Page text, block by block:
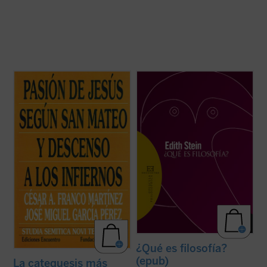
Este nuevo volumen deStudia Semitica
Novi Testamenti se centra en textos de la
Pasión de Jesús en Mateo que han
suscitado mucho debate. Excepto el que se
refiere a Barrabás, pertenecen al material
propio de Mateo, que ha sido estudiado ...
(ver ficha)
La catequesis más
«En este escrito, en el que se figura un
diálogo entre Tomás de Aquino y Edmund
Husserl, asistimos a la primera
manifestación del acercamiento de la
fenomenóloga a la filosofía de Tomás de
Aquino, a quien comenzó a estudiar,
¿Qué es filosofía?
(epub)